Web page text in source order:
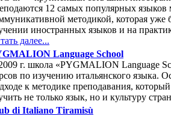
12 самых популярных языков
методикой, которая уже
иностранных языков и на
далее...
Language School
г. школа «PYGMALION Language
по изучению итальянского языка.
к методике преподавания,
не только язык, но и культуру
di Italiano Tiramisù